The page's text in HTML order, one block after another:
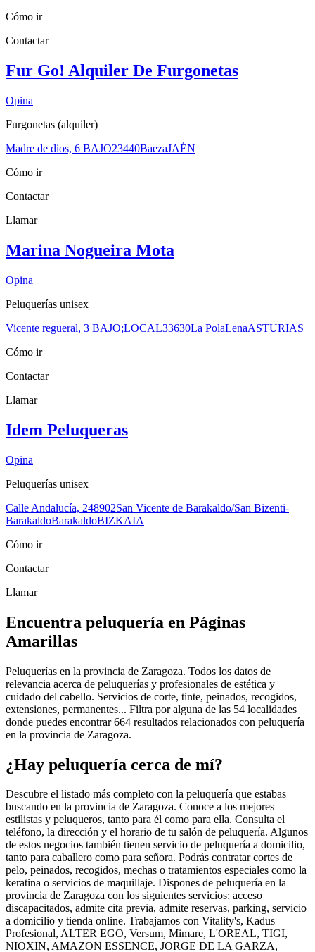
Cómo ir
Contactar
Fur Go! Alquiler De Furgonetas
Opina
Furgonetas (alquiler)
Madre de dios, 6 BAJO23440BaezaJAÉN
Cómo ir
Contactar
Llamar
Marina Nogueira Mota
Opina
Peluquerías unisex
Vicente regueral, 3 BAJO;LOCAL33630La PolaLenaASTURIAS
Cómo ir
Contactar
Llamar
Idem Peluqueras
Opina
Peluquerías unisex
Calle Andalucía, 248902San Vicente de Barakaldo/San Bizenti-
BarakaldoBarakaldoBIZKAIA
Cómo ir
Contactar
Llamar
Encuentra peluquería en Páginas
Amarillas
Peluquerías en la provincia de Zaragoza. Todos los datos de
relevancia acerca de peluquerías y profesionales de estética y
cuidado del cabello. Servicios de corte, tinte, peinados, recogidos,
extensiones, permanentes... Filtra por alguna de las 54 localidades
donde puedes encontrar 664 resultados relacionados con peluquería
en la provincia de Zaragoza.
¿Hay peluquería cerca de mí?
Descubre el listado más completo con la peluquería que estabas
buscando en la provincia de Zaragoza. Conoce a los mejores
estilistas y peluqueros, tanto para él como para ella. Consulta el
teléfono, la dirección y el horario de tu salón de peluquería. Algunos
de estos negocios también tienen servicio de peluquería a domicilio,
tanto para caballero como para señora. Podrás contratar cortes de
pelo, peinados, recogidos, mechas o tratamientos especiales como la
keratina o servicios de maquillaje. Dispones de peluquería en la
provincia de Zaragoza con los siguientes servicios: acceso
discapacitados, admite cita previa, admite reservas, parking, servicio
a domicilio y tienda online. Trabajamos con Vitality's, Kadus
Profesional, ALTER EGO, Versum, Mimare, L'OREAL, TIGI,
NIOXIN, AMAZON ESSENCE, JORGE DE LA GARZA,